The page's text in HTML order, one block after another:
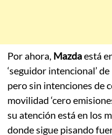
Por ahora, Mazdaestá
‘seguidor intencional’ de
pero sin intenciones de
movilidad ‘cero
su atención está en los
donde sigue pisando